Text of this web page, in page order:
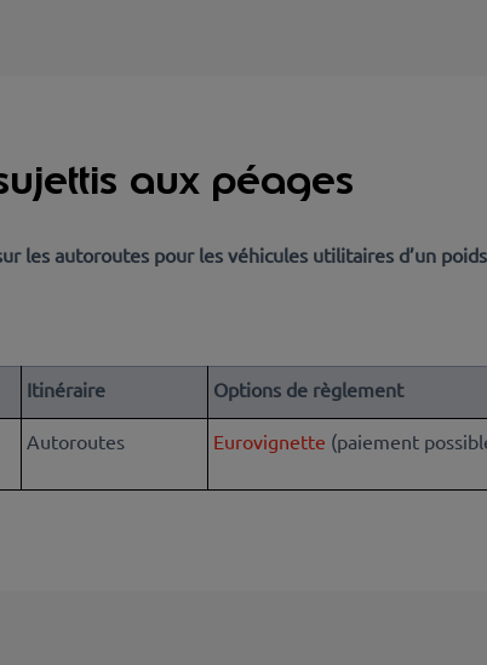
aux péages
les autoroutes pour les véhicules utilitaires d’un
Itinéraire Options de règlement
Autoroutes Eurovignette (paiement